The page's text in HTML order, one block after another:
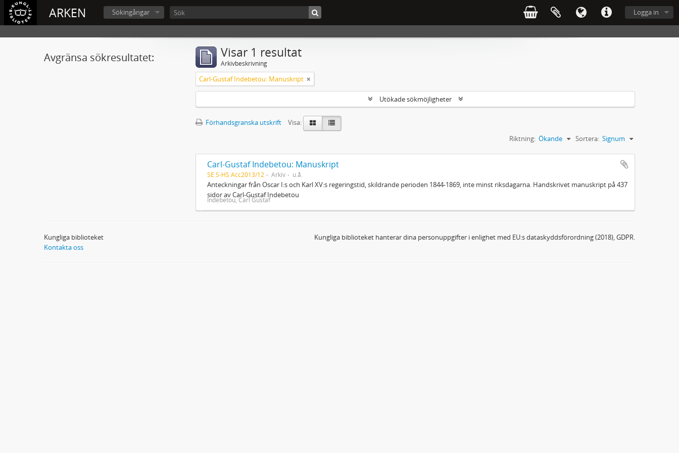
ARKEN Logga in
Sökingångar
Avgränsa sökresultatet: Visar 1 resultat
Arkivbeskrivning
Carl-Gustaf Indebetou: Manuskript
Utökade sökmöjligheter
Förhandsgranska utskrift
Visa:
Sortera: Signum
Riktning: Ökande
Carl-Gustaf Indebetou: Manuskript
SE S-HS Acc2013/12 Arkiv u.å.
Anteckningar från Oscar I:s och Karl XV:s regeringstid, skildrande perioden 1844-1869, inte minst riksdagarna. Handskrivet manuskript på 437
sidor av Carl-Gustaf Indebetou
Indebetou, Carl Gustaf
Kungliga biblioteket
Kontakta oss
Kungliga biblioteket hanterar dina personuppgifter i enlighet med EU:s dataskyddsförordning (2018), GDPR.